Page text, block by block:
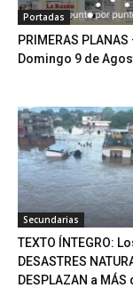
Portadas
PRIMERAS PLANAS
Domingo 9 de
Secundarias
TEXTO ÍNTEGRO:
DESASTRES
DESPLAZAN a MÁS